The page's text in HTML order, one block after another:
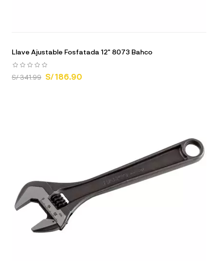
Llave Ajustable Fosfatada 12" 8073 Bahco
S/ 341.99 S/ 186.90